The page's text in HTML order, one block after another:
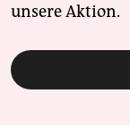
unsere Aktion.